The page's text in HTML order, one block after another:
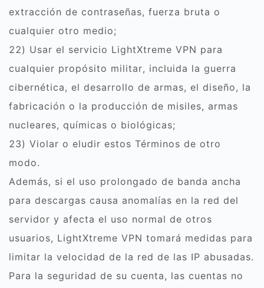
extracción de contraseñas, fuerza bruta o
cualquier otro medio;
22) Usar el servicio LightXtreme VPN para
cualquier propósito militar, incluida la guerra
cibernética, el desarrollo de armas, el diseño, la
fabricación o la producción de misiles, armas
nucleares, químicas o biológicas;
23) Violar o eludir estos Términos de otro
modo.
Además, si el uso prolongado de banda ancha
para descargas causa anomalías en la red del
servidor y afecta el uso normal de otros
usuarios, LightXtreme VPN tomará medidas para
limitar la velocidad de la red de las IP abusadas.
Para la seguridad de su cuenta, las cuentas no